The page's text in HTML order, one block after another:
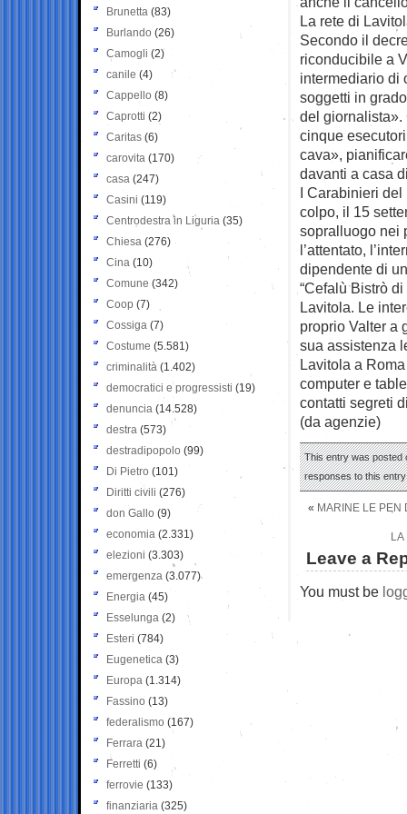
La rete di
Secondo il
riconducibile a
intermediario di
soggetti in
del giornalista».
cinque
cava»,
davanti a casa
I Carabinieri
colpo, il 15
sopralluogo nei
l’attentato,
dipendente di
“Cefalù Bistrò
Lavitola. Le
proprio Valter a
sua assistenza
Lavitola a
computer e
contatti segreti
(da agenzie)
This entry was posted
responses to this
« MARINE LE PEN
Leave a
You must be
Brunetta (83)
Burlando (26)
Camogli (2)
canile (4)
Cappello (8)
Caprotti (2)
Caritas (6)
carovita (170)
casa (247)
Casini (119)
Centrodestra in Liguria (35)
Chiesa (276)
Cina (10)
Comune (342)
Coop (7)
Cossiga (7)
Costume (5.581)
criminalità (1.402)
democratici e progressisti (19)
denuncia (14.528)
destra (573)
destradipopolo (99)
Di Pietro (101)
Diritti civili (276)
don Gallo (9)
economia (2.331)
elezioni (3.303)
emergenza (3.077)
Energia (45)
Esselunga (2)
Esteri (784)
Eugenetica (3)
Europa (1.314)
Fassino (13)
federalismo (167)
Ferrara (21)
Ferretti (6)
ferrovie (133)
finanziaria (325)